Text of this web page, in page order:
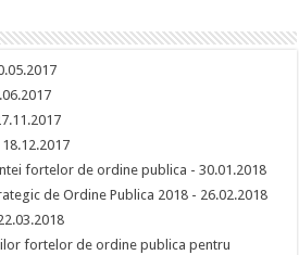
fortelor de ordine publica - 30.01.2018
de Ordine Publica 2018 - 26.02.2018
fortelor de ordine publica pentru